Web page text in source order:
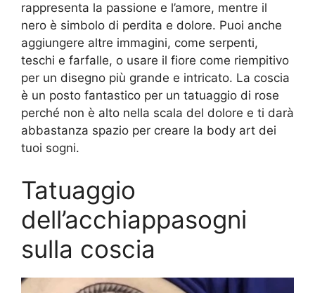
rappresenta la passione e l’amore, mentre il
nero è simbolo di perdita e dolore. Puoi anche
aggiungere altre immagini, come serpenti,
teschi e farfalle, o usare il fiore come riempitivo
per un disegno più grande e intricato. La coscia
è un posto fantastico per un tatuaggio di rose
perché non è alto nella scala del dolore e ti darà
abbastanza spazio per creare la body art dei
tuoi sogni.
Tatuaggio
dell’acchiappasogni
sulla coscia